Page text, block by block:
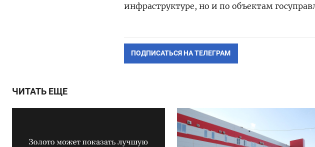
инфраструктуре, но и по объектам
ПОДПИСАТЬСЯ НА ТЕЛЕГРАМ
ЧИТАТЬ ЕЩЕ